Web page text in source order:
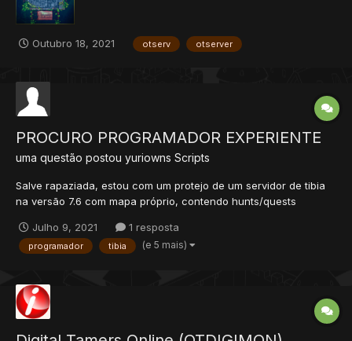
Outubro 18, 2021 otserv otserver
PROCURO PROGRAMADOR EXPERIENTE
uma questão postou yuriowns Scripts
Salve rapaziada, estou com um protejo de um servidor de tibia
na versão 7.6 com mapa próprio, contendo hunts/quests
Estou a procura de um programador experiente em .lua ou .php
para me auxiliar em algumas ideias e fazer alguns orç...
Julho 9, 2021 1 resposta
programador tibia (e 5 mais)